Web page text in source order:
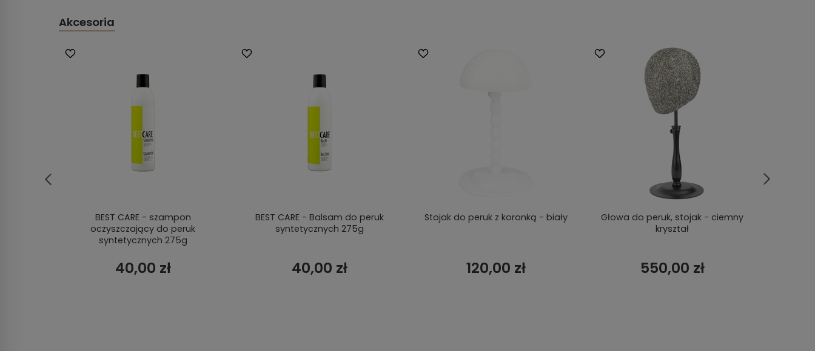
Akcesoria
BEST CARE - szampon
oczyszczający do peruk
syntetycznych 275g
40,00 zł
BEST CARE - Balsam do peruk
syntetycznych 275g
40,00 zł
Stojak do peruk z koronką - biały
120,00 zł
Głowa do peruk, stojak - ciemny
kryształ
550,00 zł